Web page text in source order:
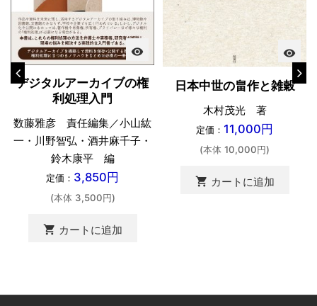
visibility
デジタルアーカイブの権
利処理入門
数藤雅彦 責任編集／小山紘
一・川野智弘・酒井麻千子・
鈴木康平 編
定価： 3,850円
(本体 3,500円)
shopping_cart カートに追加
visibility
日本中世の畠作と雑穀
木村茂光 著
定価： 11,000円
(本体 10,000円)
shopping_cart カートに追加